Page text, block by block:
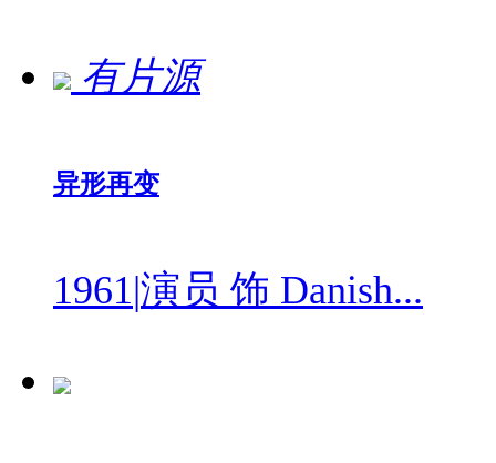
有片源
异形再变
1961|演员 饰 Danish...